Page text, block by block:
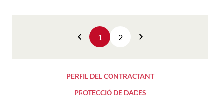
Anterior
1 2
PERFIL DEL CONTRACTANT
PROTECCIÓ DE DADES